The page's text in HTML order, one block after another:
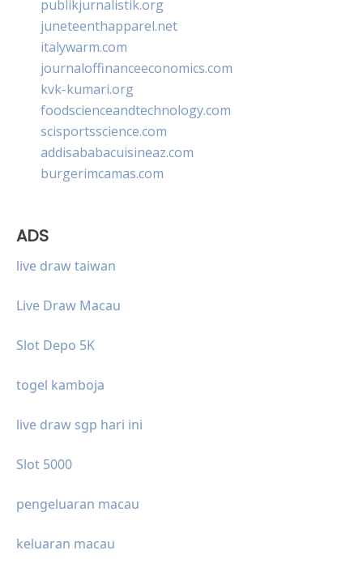
publikjurnalistik.org
juneteenthapparel.net
italywarm.com
journaloffinanceeconomics.com
kvk-kumari.org
foodscienceandtechnology.com
scisportsscience.com
addisababacuisineaz.com
burgerimcamas.com
ADS
live draw taiwan
Live Draw Macau
Slot Depo 5K
togel kamboja
live draw sgp hari ini
Slot 5000
pengeluaran macau
keluaran macau